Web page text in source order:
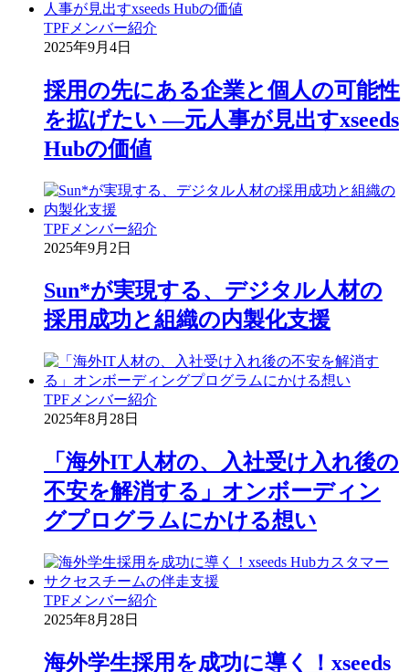
TPF メンバー紹介
2025年9月4日
採用の先にある企業と個人の可能性
を拡げたい ―元人事が見出すxseeds
Hubの価値
TPF メンバー紹介
2025年9月2日
Sun*が実現する、デジタル人材の
採用成功と組織の内製化支援
TPF メンバー紹介
2025年8月28日
「海外IT人材の、入社受け入れ後の
不安を解消する」オンボーディン
グプログラムにかける想い
TPF メンバー紹介
2025年8月28日
海外学生採用を成功に導く！xseeds